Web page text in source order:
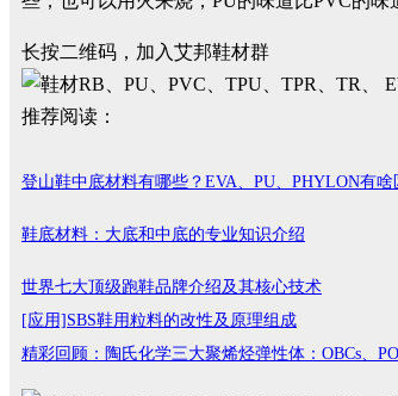
长按二维码，加入艾邦鞋材群
推荐阅读：
登山鞋中底材料有哪些？EVA、PU、PHYLON有啥
鞋底材料：大底和中底的专业知识介绍
世界七大顶级跑鞋品牌介绍及其核心技术
[应用]SBS鞋用粒料的改性及原理组成
精彩回顾：陶氏化学三大聚烯烃弹性体：OBCs、